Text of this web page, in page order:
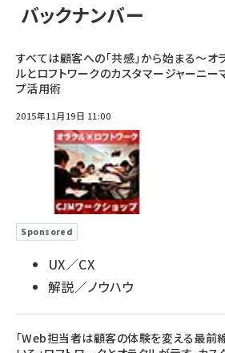
バックナンバー
すべては顧客への「共感」から始まる～オ
ルとロフトワークのカスタマージャーニー
プ活用術
2015年11月19日 11:00
Sponsored
UX／CX
解説／ノウハウ
「Web担当者は顧客の体験を変える最前